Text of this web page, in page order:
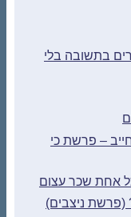
בתשובה בלי
חייב – פרשת כי
ניצבים)